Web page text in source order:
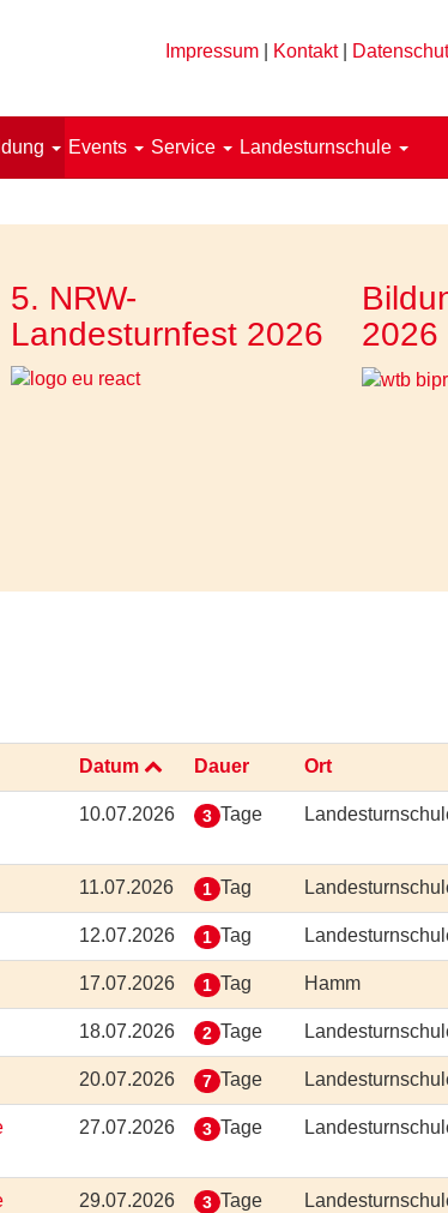
Impressum Kontakt|
Events Service Landesturnschule
5. NRW-
Landesturnfest 2026
2026
Datum Dauer Ort
10.07.2026 3 Tage
11.07.2026 1 Tag
12.07.2026 1 Tag
17.07.2026 1 Tag Hamm
18.07.2026 2 Tage
20.07.2026 7 Tage
27.07.2026 3 Tage
29.07.2026 3 Tage